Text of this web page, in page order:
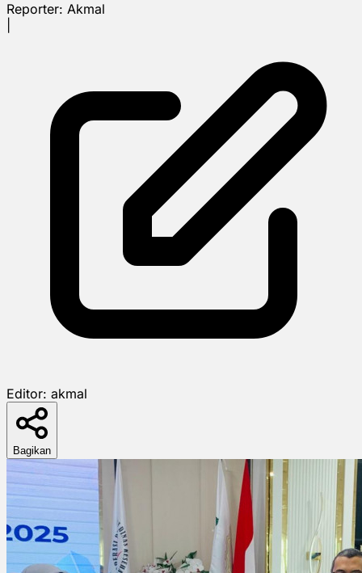
Reporter: Akmal
Editor: akmal
Bagikan